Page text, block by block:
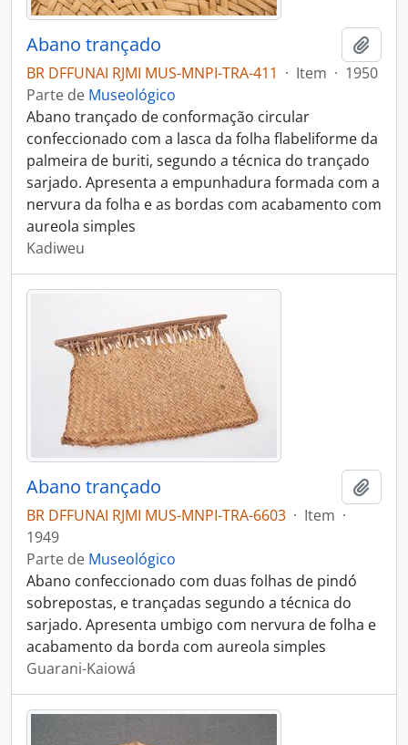
Abano trançado
BR DFFUNAI RJMI MUS-MNPI-TRA-411 · Item · 1950
Parte de Museológico
Abano trançado de conformação circular
confeccionado com a lasca da folha flabeliforme da
palmeira de buriti, segundo a técnica do trançado
sarjado. Apresenta a empunhadura formada com a
nervura da folha e as bordas com acabamento com
aureola simples
Kadiweu
Abano trançado
BR DFFUNAI RJMI MUS-MNPI-TRA-6603 · Item ·
1949
Parte de Museológico
Abano confeccionado com duas folhas de pindó
sobrepostas, e trançadas segundo a técnica do
sarjado. Apresenta umbigo com nervura de folha e
acabamento da borda com aureola simples
Guarani-Kaiowá